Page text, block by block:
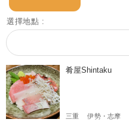
選擇地點 :
肴屋Shintaku
三重 伊勢・志摩